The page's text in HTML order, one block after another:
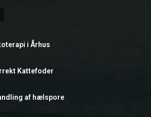
i Århus
Kattefoder
af hælspore